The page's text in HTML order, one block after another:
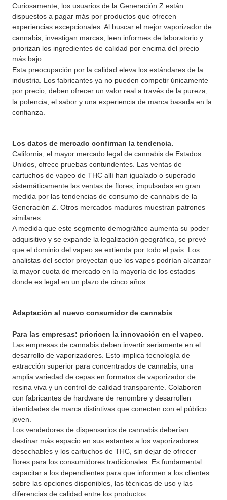
Curiosamente, los usuarios de la Generación Z están
dispuestos a pagar más por productos que ofrecen
experiencias excepcionales. Al buscar el mejor vaporizador de
cannabis, investigan marcas, leen informes de laboratorio y
priorizan los ingredientes de calidad por encima del precio
más bajo.
Esta preocupación por la calidad eleva los estándares de la
industria. Los fabricantes ya no pueden competir únicamente
por precio; deben ofrecer un valor real a través de la pureza,
la potencia, el sabor y una experiencia de marca basada en la
confianza.
Los datos de mercado confirman la tendencia.
California, el mayor mercado legal de cannabis de Estados
Unidos, ofrece pruebas contundentes. Las ventas de
cartuchos de vapeo de THC allí han igualado o superado
sistemáticamente las ventas de flores, impulsadas en gran
medida por las tendencias de consumo de cannabis de la
Generación Z. Otros mercados maduros muestran patrones
similares.
A medida que este segmento demográfico aumenta su poder
adquisitivo y se expande la legalización geográfica, se prevé
que el dominio del vapeo se extienda por todo el país. Los
analistas del sector proyectan que los vapes podrían alcanzar
la mayor cuota de mercado en la mayoría de los estados
donde es legal en un plazo de cinco años.
Adaptación al nuevo consumidor de cannabis
Para las empresas: prioricen la innovación en el vapeo.
Las empresas de cannabis deben invertir seriamente en el
desarrollo de vaporizadores. Esto implica tecnología de
extracción superior para concentrados de cannabis, una
amplia variedad de cepas en formatos de vaporizador de
resina viva y un control de calidad transparente. Colaboren
con fabricantes de hardware de renombre y desarrollen
identidades de marca distintivas que conecten con el público
joven.
Los vendedores de dispensarios de cannabis deberían
destinar más espacio en sus estantes a los vaporizadores
desechables y los cartuchos de THC, sin dejar de ofrecer
flores para los consumidores tradicionales. Es fundamental
capacitar a los dependientes para que informen a los clientes
sobre las opciones disponibles, las técnicas de uso y las
diferencias de calidad entre los productos.